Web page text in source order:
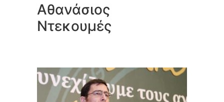
Αθανάσιος
Ντεκουμές